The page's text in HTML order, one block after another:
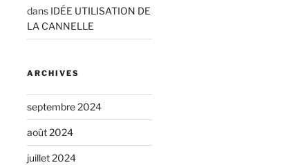
dans IDÉE UTILISATION DE
LA CANNELLE
ARCHIVES
septembre 2024
août 2024
juillet 2024